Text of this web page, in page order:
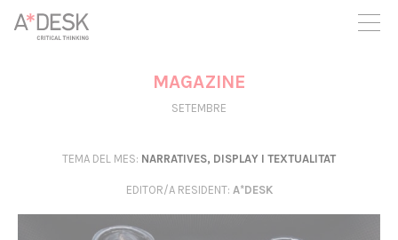
seguim necessitant-te per a poder seguir endavant. Ara pots
participar del projecte i recolzar-lo.
MAGAZINE
SETEMBRE
TEMA DEL MES: NARRATIVES, DISPLAY I TEXTUALITAT
EDITOR/A RESIDENT: A*DESK